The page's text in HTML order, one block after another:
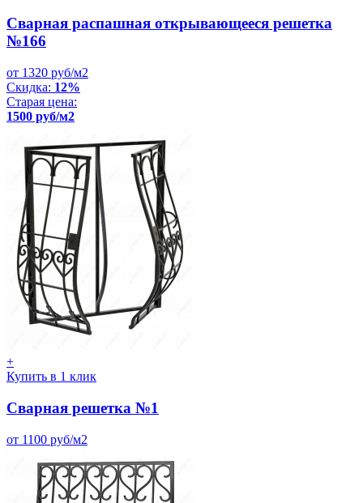
Сварная распашная открывающееся решетка
№166
от 1320 руб/м2
Скидка: 12%
Старая цена:
1500 руб/м2
+
Купить в 1 клик
Сварная решетка №1
от 1100 руб/м2